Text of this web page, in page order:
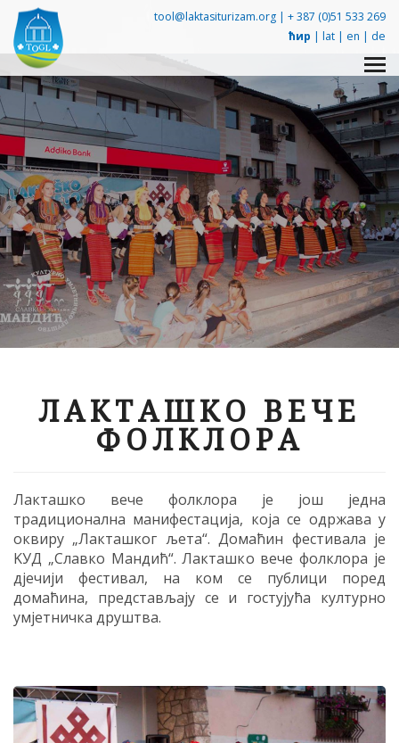
tool@laktasiturizam.org | + 387 (0)51 533 269
ћир | lat | en | de
ЛАКТАШКО ВЕЧЕ
ФОЛКЛОРА
Лакташко вече фолклора је још једна
традиционална манифестација, која се одржава у
оквиру „Лакташког љета“. Домаћин фестивала је
KУД „Славко Мандић“. Лакташко вече фолклора је
дјечији фестивал, на ком се публици поред
домаћина, представљају се и гостујућа културно
умјетничка друштва.